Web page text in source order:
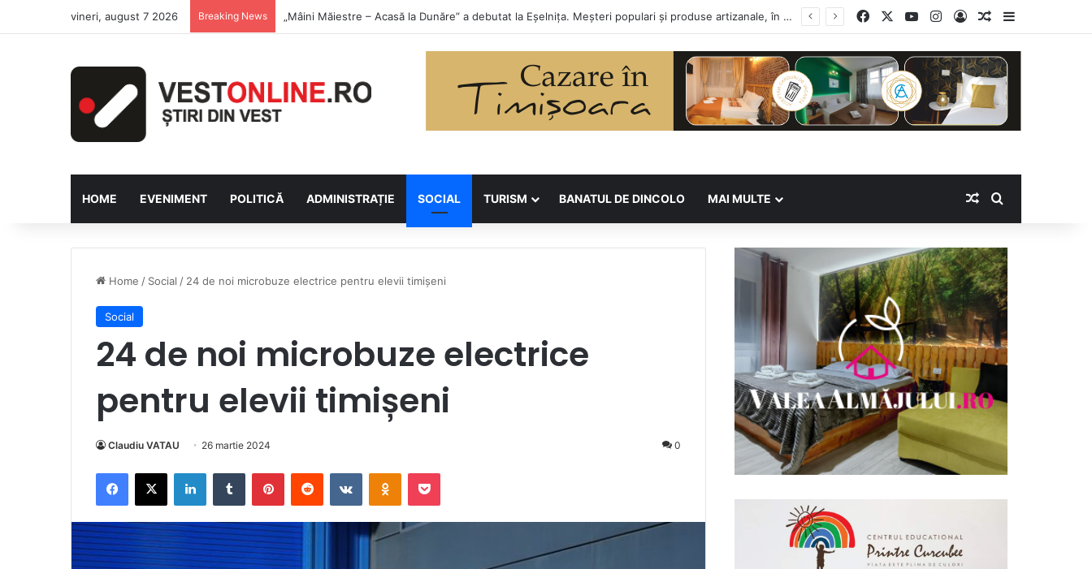
vineri, august 7 2026 Breaking News Săptămâna Florilor la Asociația BUNETI FacebookYouTubeInstagram
Log InRandom Article
Sidebar
HOME EVENIMENT POLITICĂ ADMINISTRAȚIE SOCIAL TURISM BANATUL DE DINCOLO MAI MULTE Random Article
Home / Social / 24 de noi microbuze electrice pentru elevii timișeni
Social
24 de noi microbuze electrice
pentru elevii timișeni
Claudiu VATAU 26 martie 2024 0
Facebook
X LinkedInTumblr PinterestReddit VKontakteOdnoklassniki
Pocket